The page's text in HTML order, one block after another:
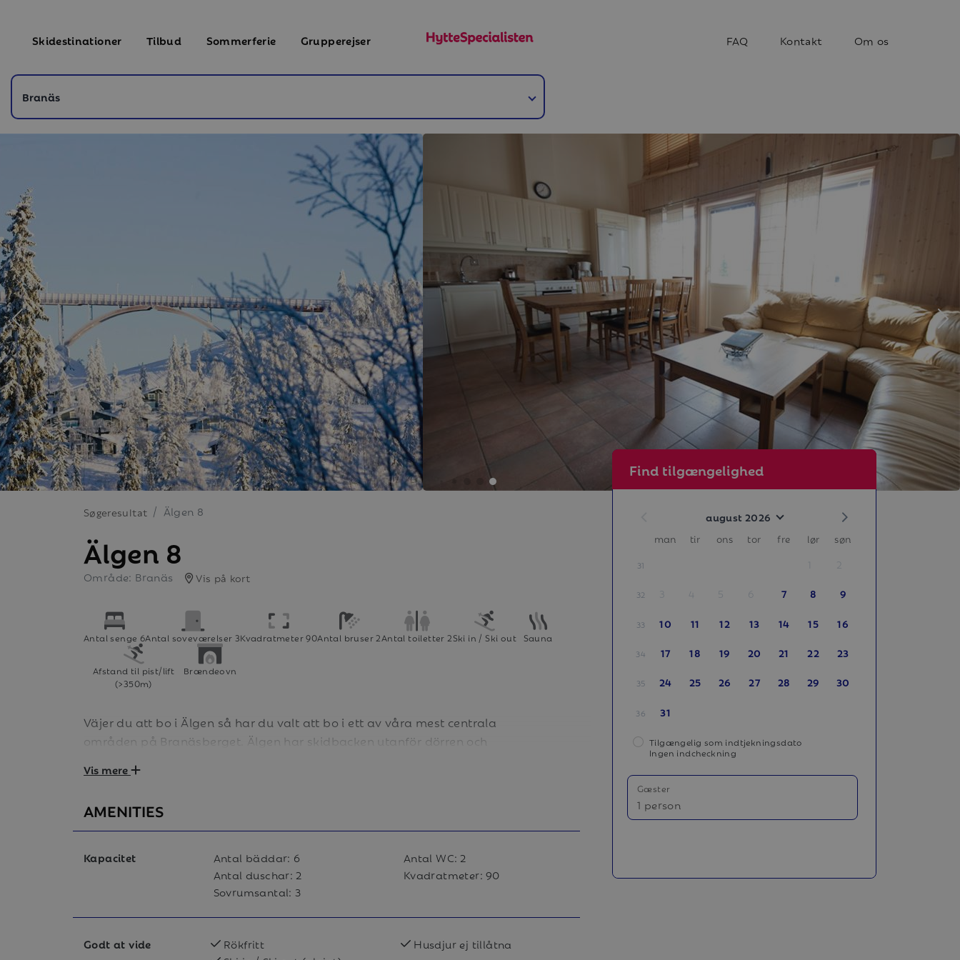
Skidestinationer Tilbud Sommerferie Grupperejser FAQ Kontakt Om os
Søgeresultat Älgen 8
Älgen 8
Område: Branäs Vis på kort
Antal senge 6Antal soveværelser 3Kvadratmeter 90Antal bruser 2Antal toiletter 2Ski in / Ski out Sauna
Afstand til pist/lift
(>350m)
Brændeovn
Väjer du att bo i Älgen så har du valt att bo i ett av våra mest centrala
områden på Branäsberget. Älgen har skidbacken utanför dörren och
kvällssolen!
Boende: Älgen 8
Mycket smakfullt inrett boende med stort allrum och kök, rejäla sovrum och
braskamin. Stuglägenheten är på 90 kvm och har 6+2 bäddar fördelat på tre
sovrum. Det finns två WC/dusch samt bastu.
Allrum
Vis mere
AMENITIES
Kapacitet Antal bäddar: 6 Antal WC: 2
Antal duschar: 2 Kvadratmeter: 90
Sovrumsantal: 3
Godt at vide Rökfritt
Husdjur ej tillåtna
Find tilgængelighed
august 2026
man tir ons tor fre lør søn
31 2
32 3 4 5 6 7 8 9
33 10 11 12 13 14 15 16
34 17 18 19 20 21 22 23
35 24 25 26 27 28 29 30
36 31
Tilgængelig som indtjekningsdato
Ingen indcheckning
Gæster
1 person